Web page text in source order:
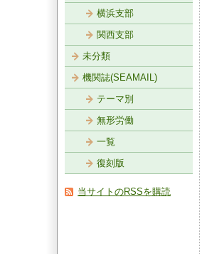
横浜支部
関西支部
未分類
機関誌(SEAMAIL)
テーマ別
無形労働
一覧
復刻版
当サイトのRSSを購読